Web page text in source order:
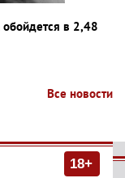
в 2,48
Все новости
18+